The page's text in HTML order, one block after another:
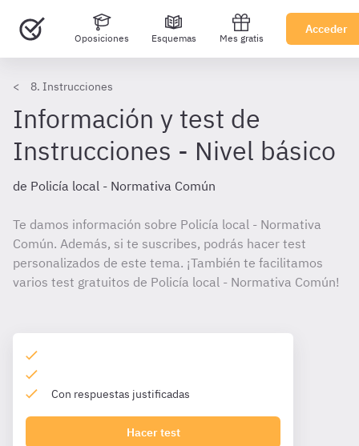
Oposiciones Esquemas Mes gratis
Acceder
8. Instrucciones
Información y test de
Instrucciones - Nivel básico
de Policía local - Normativa Común
Te damos información sobre Policía local - Normativa
Común. Además, si te suscribes, podrás hacer test
personalizados de este tema. ¡También te facilitamos
varios test gratuitos de Policía local - Normativa Común!
Con respuestas justificadas
Hacer test